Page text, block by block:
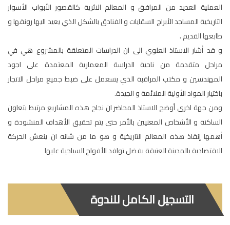
التسجيل الكامل للندوة
العملية العديد من المرافق و المعالم الاثرية كالقصور الأبواب الأسوار
التاريخية المساجد الأبراج السقايات و الفنادق بالشكل الذي يعيد اليها رونقها و
طابعها القديم .
و قد أشار الاستاذ العلوي الى ان الدراسات المتعلقة بالمشروع هي في
مراحل متقدمة من ناحية الدراسة المعمارية المعتمدة على اجود
المهندسين و مكتب المراقبة الذي يسعمل على ضبط جميع مراحل الاتجار
باختيار المواد الأولية الملائمة و الجيدة.
ومن جهة اخرى أوضح الاستاذ المحاضر ان نجاح هذه المشاريع مرتبط بتعاون
الساكنة و الأشخاص المعنيين بالأمر حتى يتم تحقيق الأهداف المنشودة و
أهمها إنقاذ هذه المعالم التاريخية و هو ما من شانه ان ينعش الحركة
الاقتصادية بالمدينة العتيقة بفضل توافد الأفواج السياحية عليها